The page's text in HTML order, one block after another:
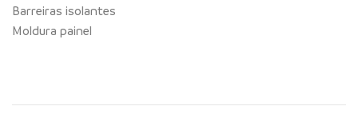
Barreiras isolantes
Moldura painel